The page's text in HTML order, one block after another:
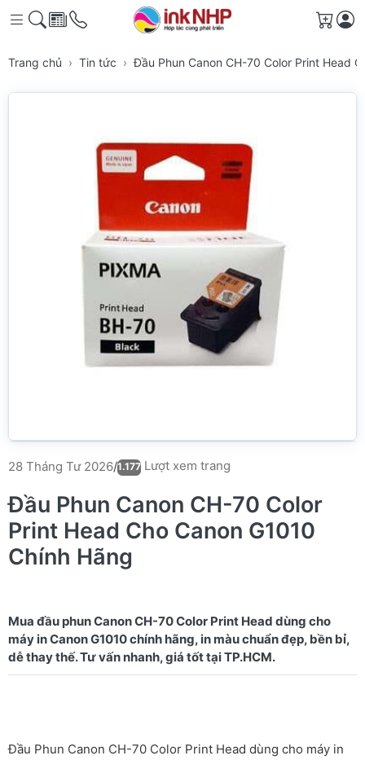
Giỏ
Trang chủ Tin tức Đầu Phun Canon CH-70 Color Print Head
28 Tháng Tư 2026/1.177 Lượt xem trang
Đầu Phun Canon CH-70 Color
Print Head Cho Canon G1010
Chính Hãng
Mua đầu phun Canon CH-70 Color Print Head dùng cho
máy in Canon G1010 chính hãng, in màu chuẩn đẹp, bền bỉ,
Đầu Phun Canon CH-70 Color Print Head dùng cho máy in